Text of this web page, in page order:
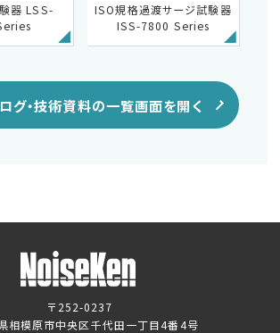
器 LSS-
ISO規格過渡サージ試験器
ISS-7800 Series
グ・技術資料の一覧画面を開く
〒252-0237
相模原市中央区千代田一丁目4番4号